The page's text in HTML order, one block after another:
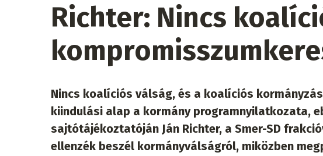
Richter: Nincs
Nincs koalíciós válság, és a koalíciós
kiindulási alap a kormány programnyilatkozata,
sajtótájékoztatóján Ján Richter, a Smer-SD
ellenzék beszél kormányválságról, miközben